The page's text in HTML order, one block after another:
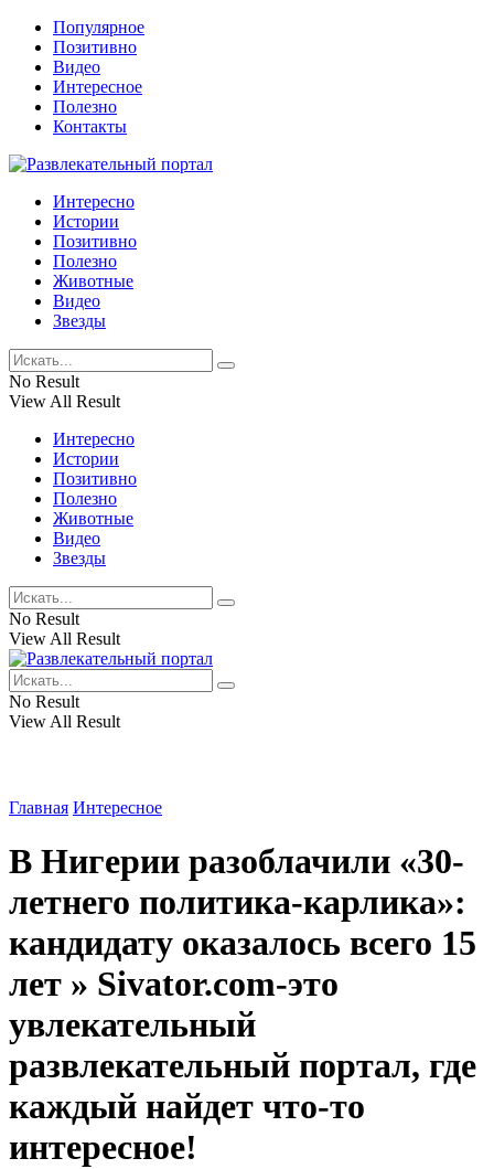
Популярное
Позитивно
Видео
Интересное
Полезно
Контакты
Интересно
Истории
Позитивно
Полезно
Животные
Видео
Звезды
No Result
View All Result
Интересно
Истории
Позитивно
Полезно
Животные
Видео
Звезды
No Result
View All Result
No Result
View All Result
Главная Интересное
В Нигерии разоблачили «30-
летнего политика-карлика»:
кандидату оказалось всего 15
лет » Sivator.com-это
увлекательный
развлекательный портал, где
каждый найдет что-то
интересное!